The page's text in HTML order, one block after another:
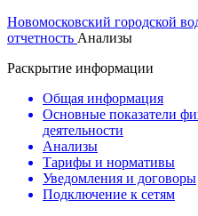
Новомосковский городской
отчетность Анализы
Раскрытие информации
Общая информация
Основные показатели
деятельности
Анализы
Тарифы и нормативы
Уведомления и договоры
Подключение к сетям